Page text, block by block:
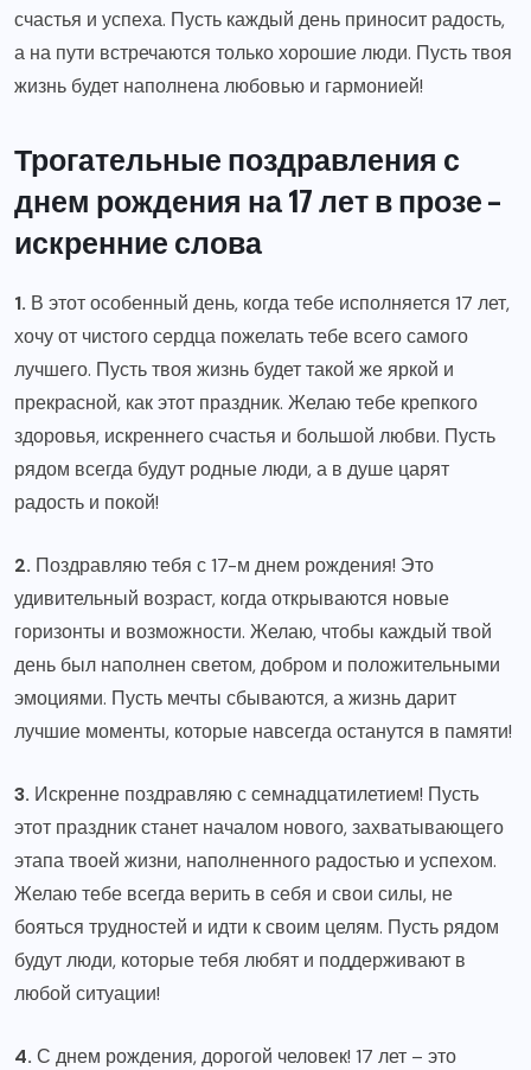
счастья и успеха. Пусть каждый день приносит радость,
а на пути встречаются только хорошие люди. Пусть твоя
жизнь будет наполнена любовью и гармонией!
Трогательные поздравления с
днем рождения на 17 лет в прозе –
искренние слова
1. В этот особенный день, когда тебе исполняется 17 лет,
хочу от чистого сердца пожелать тебе всего самого
лучшего. Пусть твоя жизнь будет такой же яркой и
прекрасной, как этот праздник. Желаю тебе крепкого
здоровья, искреннего счастья и большой любви. Пусть
рядом всегда будут родные люди, а в душе царят
радость и покой!
2. Поздравляю тебя с 17-м днем рождения! Это
удивительный возраст, когда открываются новые
горизонты и возможности. Желаю, чтобы каждый твой
день был наполнен светом, добром и положительными
эмоциями. Пусть мечты сбываются, а жизнь дарит
лучшие моменты, которые навсегда останутся в памяти!
3. Искренне поздравляю с семнадцатилетием! Пусть
этот праздник станет началом нового, захватывающего
этапа твоей жизни, наполненного радостью и успехом.
Желаю тебе всегда верить в себя и свои силы, не
бояться трудностей и идти к своим целям. Пусть рядом
будут люди, которые тебя любят и поддерживают в
любой ситуации!
4. С днем рождения, дорогой человек! 17 лет – это